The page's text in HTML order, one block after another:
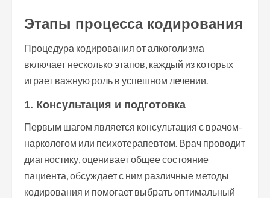
Этапы процесса кодирования
Процедура кодирования от алкоголизма
включает несколько этапов, каждый из которых
играет важную роль в успешном лечении.
1. Консультация и подготовка
Первым шагом является консультация с врачом-
наркологом или психотерапевтом. Врач проводит
диагностику, оценивает общее состояние
пациента, обсуждает с ним различные методы
кодирования и помогает выбрать оптимальный